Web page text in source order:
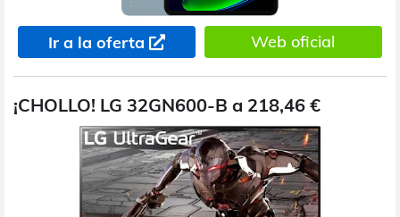
Ir a la oferta Web oficial
¡CHOLLO! LG 32GN600-B a 218,46 €